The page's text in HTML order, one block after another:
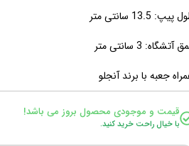
13.5 سانتی متر
آتشگاه: 3 سانتی متر
جعبه با برند آنجلو
قیمت و موجودی محصول بروز می باشد!
با خیال راحت خرید کنید.